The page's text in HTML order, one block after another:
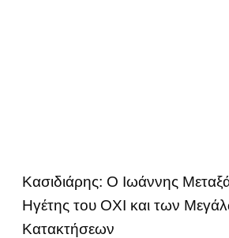
Κασιδιάρης: Ο Ιωάννης
Ηγέτης του ΟΧΙ και των
Κατακτήσεων